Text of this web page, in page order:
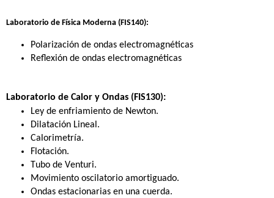
Laboratorio de Física Moderna (FIS140):
Polarización de ondas electromagnéticas
Reflexión de ondas electromagnéticas
Laboratorio de Calor y Ondas (FIS130):
Ley de enfriamiento de Newton.
Dilatación Lineal.
Calorimetría.
Flotación.
Tubo de Venturi.
Movimiento oscilatorio amortiguado.
Ondas estacionarias en una cuerda.